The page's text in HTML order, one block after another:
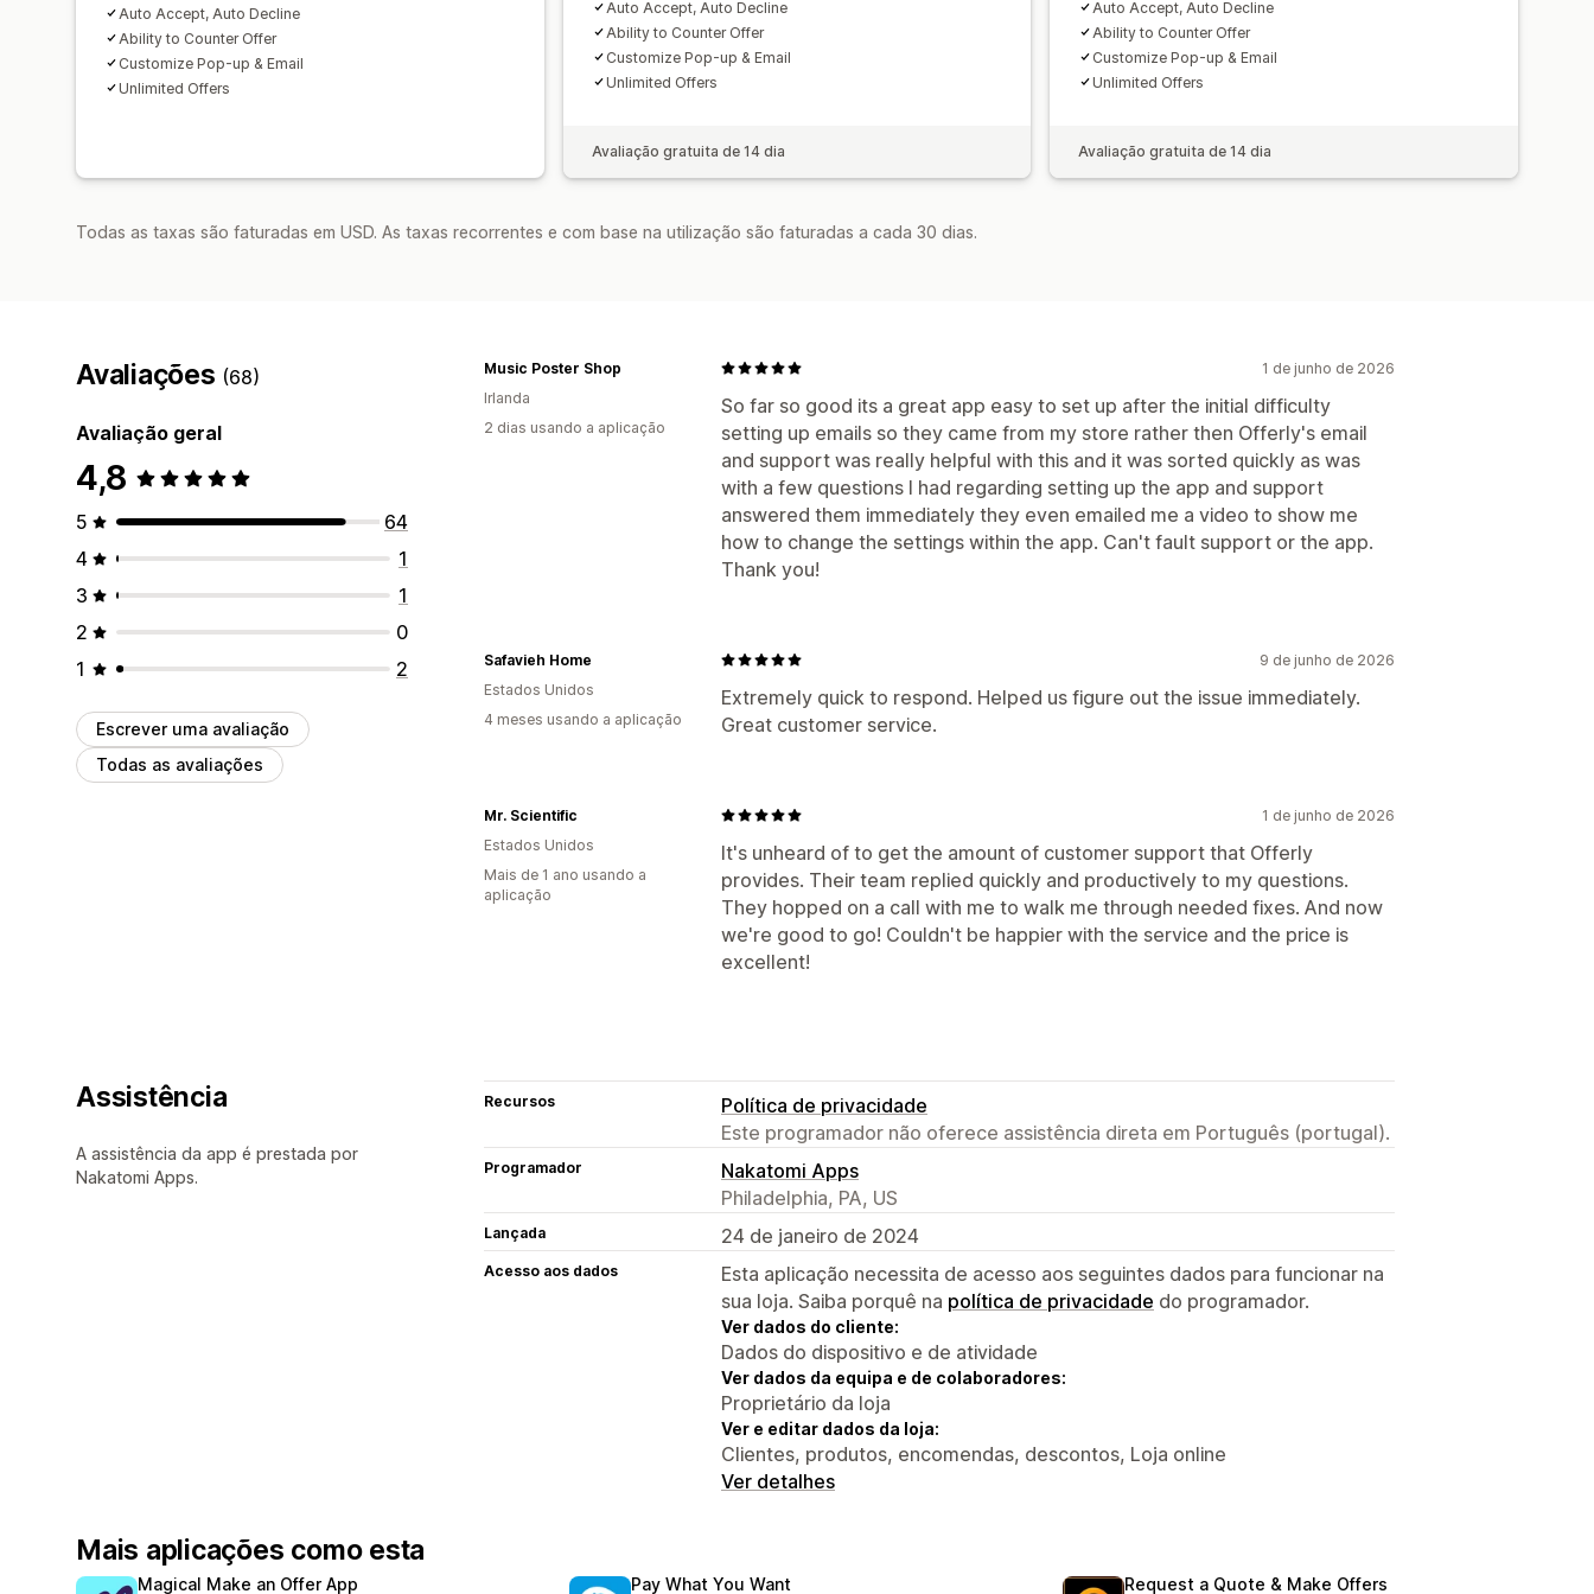
Auto Accept, Auto Decline
Ability to Counter Offer
Customize Pop-up & Email
Unlimited Offers
Auto Accept, Auto Decline
Ability to Counter Offer
Customize Pop-up & Email
Unlimited Offers
Avaliação gratuita de 14 dia
Auto Accept, Auto Decline
Ability to Counter Offer
Customize Pop-up & Email
Unlimited Offers
Avaliação gratuita de 14 dia
Todas as taxas são faturadas em USD. As taxas recorrentes e com base na utilização são faturadas a cada 30 dias.
Avaliações (68)
Avaliação geral
4,8
5
64
4
1
3
1
2
0
1
2
Escrever uma avaliação
Todas as avaliações
1 de junho de 2026
So far so good its a great app easy to set up after the initial difficulty
setting up emails so they came from my store rather then Offerly's email
and support was really helpful with this and it was sorted quickly as was
with a few questions I had regarding setting up the app and support
answered them immediately they even emailed me a video to show me
how to change the settings within the app. Can't fault support or the app.
Thank you!
Music Poster Shop
Irlanda
2 dias usando a aplicação
9 de junho de 2026
Extremely quick to respond. Helped us figure out the issue immediately.
Great customer service.
Safavieh Home
Estados Unidos
4 meses usando a aplicação
1 de junho de 2026
It's unheard of to get the amount of customer support that Offerly
provides. Their team replied quickly and productively to my questions.
They hopped on a call with me to walk me through needed fixes. And now
we're good to go! Couldn't be happier with the service and the price is
excellent!
Mr. Scientific
Estados Unidos
Mais de 1 ano usando a
aplicação
Assistência
A assistência da app é prestada por
Nakatomi Apps.
Recursos
Política de privacidade
Este programador não oferece assistência direta em Português (portugal).
Programador
Nakatomi Apps
Philadelphia, PA, US
Lançada 24 de janeiro de 2024
Acesso aos dados
Esta aplicação necessita de acesso aos seguintes dados para funcionar na
sua loja. Saiba porquê na política de privacidade do programador.
Ver dados do cliente:
Dados do dispositivo e de atividade
Ver dados da equipa e de colaboradores:
Proprietário da loja
Ver e editar dados da loja:
Clientes, produtos, encomendas, descontos, Loja online
Ver detalhes
Mais aplicações como esta
Magical Make an Offer App Pay What You Want Request a Quote & Make Offers